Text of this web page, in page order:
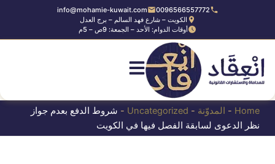
0096566557772
info@mohamie-kuwait.com
الكويت – شارع فهد السالم – برج العدل
أوقات الدوام: الأحد – الجمعة: 9ص – 5م
Home
- المدوّنة -
Uncategorized
- شروط الدفع بعدم جواز
نظر الدعوى لسابقة الفصل فيها في الكويت